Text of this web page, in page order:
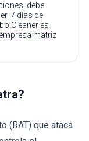
debe
7 días de
Cleaner es
matriz
(RAT) que ataca